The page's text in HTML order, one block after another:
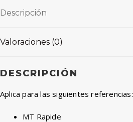
Descripción
Valoraciones (0)
DESCRIPCIÓN
Aplica para las siguientes referencias:
MT Rapide